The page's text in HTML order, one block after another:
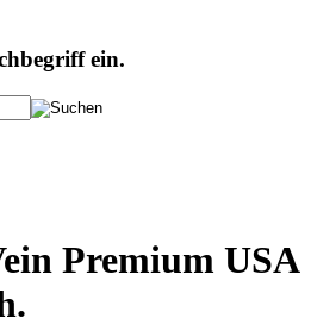
ein.
Premium USA